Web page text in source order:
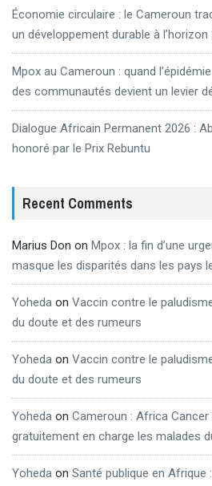
Économie circulaire : le Cameroun
un développement durable à l’horizon
Mpox au Cameroun : quand
des communautés devient un levier
Dialogue Africain Permanent 2026 :
honoré par le Prix Rebuntu
Recent Comments
Marius Don on Mpox : la fin d’une
masque les disparités dans les pays
Yoheda on Vaccin contre le
du doute et des rumeurs
Yoheda on Vaccin contre le
du doute et des rumeurs
Yoheda on Cameroun : Africa
gratuitement en charge les malades
Yoheda on Santé publique en Afrique